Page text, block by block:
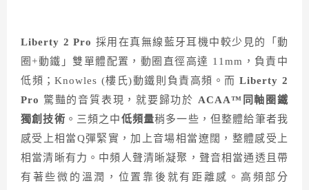
Liberty 2 Pro 採用在真無線藍牙耳機中較少見的「動
圈+動鐵」雙單體配置，動圈直徑高達 11mm，負責中
低頻；Knowles (樓氏)動鐵則負責高頻。而Liberty 2
Pro 驚豔的音質表現，就要歸功於 ACAA™同軸圈鐵
獨創技術 。三頻之中低頻量稍多一些，但整體給筆者我
感受上相當Q彈緊實，加上音場相當遼闊，整體感受上
相當清晰有力。中頻人聲清晰凝聚，聲音相當通透且帶
有著些微的溫潤，位置靠後就有距離感。高頻部分